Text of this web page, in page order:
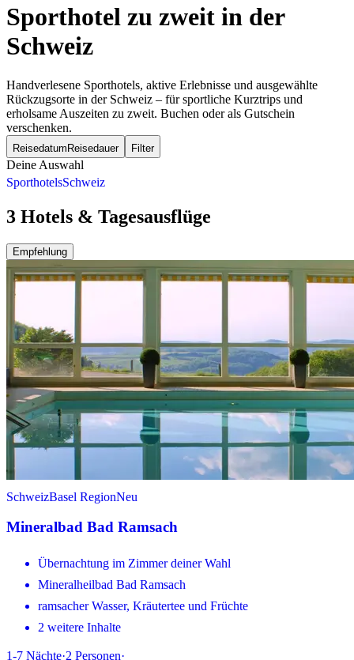
Sporthotel zu zweit in der
Schweiz
Handverlesene Sporthotels, aktive Erlebnisse und ausgewählte
Rückzugsorte in der Schweiz – für sportliche Kurztrips und
erholsame Auszeiten zu zweit. Buchen oder als Gutschein
verschenken.
Reisedatum Reisedauer Filter
Deine Auswahl
SporthotelsSchweiz
3 Hotels & Tagesausflüge
Empfehlung
SchweizBasel RegionNeu
Mineralbad Bad Ramsach
Übernachtung im Zimmer deiner Wahl
Mineralheilbad Bad Ramsach
ramsacher Wasser, Kräutertee und Früchte
2 weitere Inhalte
1-7 Nächte·2 Personen·